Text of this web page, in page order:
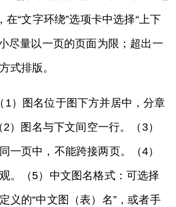
在“文字环绕”选项卡中选择“上下
尽量以一页的页面为限；超出一
式排版。
1）图名位于图下方并居中，分章
）图名与下文间空一行。（3）
一页中，不能跨接两页。（4）
。（5）中文图名格式：可选择
义的“中文图（表）名”，或者手